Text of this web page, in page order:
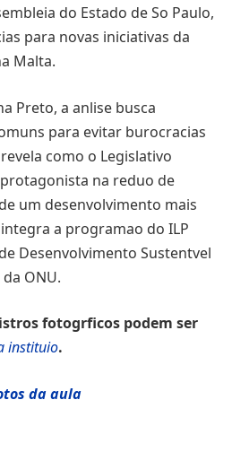
do Estado de So Paulo,
para novas iniciativas da
Malta.
Preto, a anlise busca
para evitar burocracias
como o Legislativo
na reduo de
um desenvolvimento mais
a programao do ILP
Desenvolvimento Sustentvel
ONU.
fotogrficos podem ser
instituio.
da aula